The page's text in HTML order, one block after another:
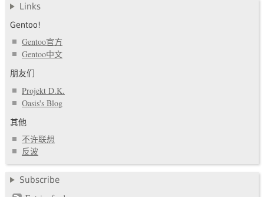
Links
Gentoo!
Gentoo官方
Gentoo中文
朋友们
Projekt D.K.
Oasis's Blog
其他
不许联想
反波
Subscribe